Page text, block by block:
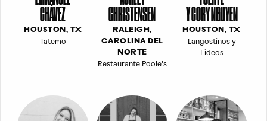
CHÁVEZ
HOUSTON, TX
Tatemo
CHRISTENSEN
RALEIGH,
CAROLINA DEL
NORTE
Restaurante Poole's
Y CORY NGUYEN
HOUSTON, TX
Langostinos y
Fideos